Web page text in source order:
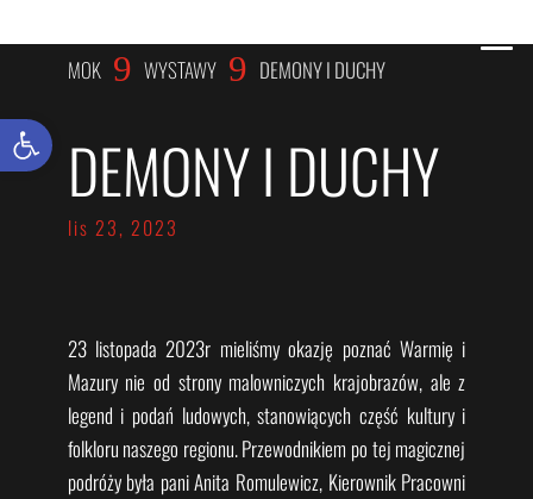
MOK 9 WYSTAWY 9 DEMONY I DUCHY
DEMONY I DUCHY
lis 23, 2023
23 listopada 2023r mieliśmy okazję poznać Warmię i
Mazury nie od strony malowniczych krajobrazów, ale z
legend i podań ludowych, stanowiących część kultury i
folkloru naszego regionu. Przewodnikiem po tej magicznej
podróży była pani Anita Romulewicz, Kierownik Pracowni
Otwórz pasek narzędzi